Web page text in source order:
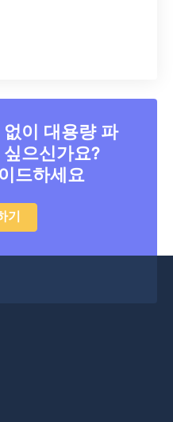
이 대용량 파
으신가요?
드하세요
기